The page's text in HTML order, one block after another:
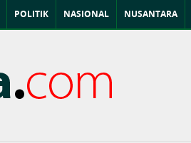
POLITIK NASIONAL NUSANTARA